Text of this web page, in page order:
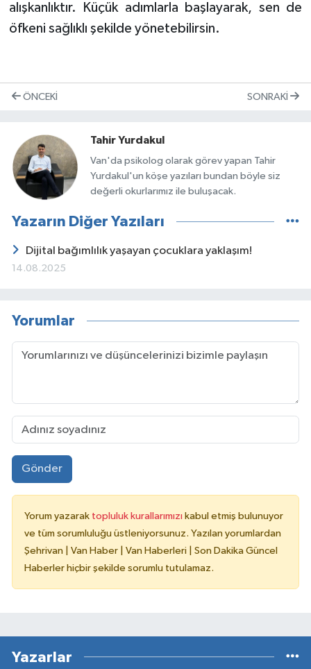
alışkanlıktır. Küçük adımlarla başlayarak, sen de
öfkeni sağlıklı şekilde yönetebilirsin.
ÖNCEKI SONRAKI
Tahir Yurdakul
Van'da psikolog olarak görev yapan Tahir
Yurdakul'un köşe yazıları bundan böyle siz
değerli okurlarımız ile buluşacak.
Yazarın Diğer Yazıları
Dijital bağımlılık yaşayan çocuklara yaklaşım!
14.08.2025
Yorumlar
Gönder
Yorum yazarak topluluk kurallarımızı kabul etmiş bulunuyor
ve tüm sorumluluğu üstleniyorsunuz. Yazılan yorumlardan
Şehrivan | Van Haber | Van Haberleri | Son Dakika Güncel
Haberler hiçbir şekilde sorumlu tutulamaz.
Yazarlar